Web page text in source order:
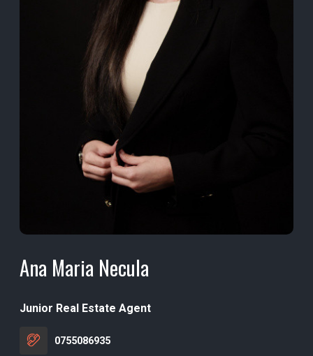
Ana Maria Necula
Junior Real Estate Agent
0755086935